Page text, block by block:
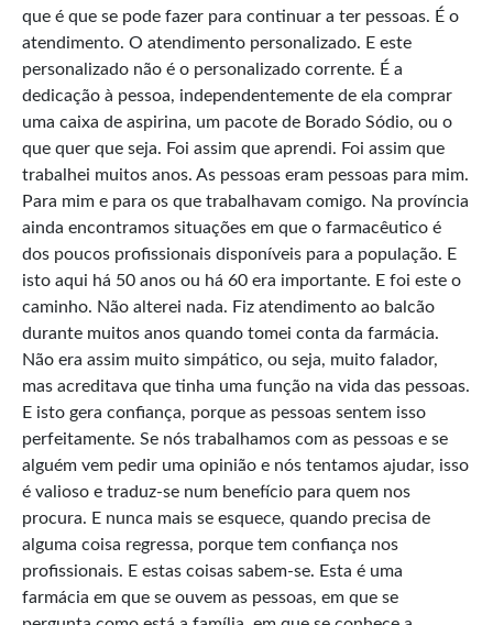
que é que se pode fazer para continuar a ter pessoas. É o
atendimento. O atendimento personalizado. E este
personalizado não é o personalizado corrente. É a
dedicação à pessoa, independentemente de ela comprar
uma caixa de aspirina, um pacote de Borado Sódio, ou o
que quer que seja. Foi assim que aprendi. Foi assim que
trabalhei muitos anos. As pessoas eram pessoas para mim.
Para mim e para os que trabalhavam comigo. Na província
ainda encontramos situações em que o farmacêutico é
dos poucos profissionais disponíveis para a população. E
isto aqui há 50 anos ou há 60 era importante. E foi este o
caminho. Não alterei nada. Fiz atendimento ao balcão
durante muitos anos quando tomei conta da farmácia.
Não era assim muito simpático, ou seja, muito falador,
mas acreditava que tinha uma função na vida das pessoas.
E isto gera confiança, porque as pessoas sentem isso
perfeitamente. Se nós trabalhamos com as pessoas e se
alguém vem pedir uma opinião e nós tentamos ajudar, isso
é valioso e traduz-se num benefício para quem nos
procura. E nunca mais se esquece, quando precisa de
alguma coisa regressa, porque tem confiança nos
profissionais. E estas coisas sabem-se. Esta é uma
farmácia em que se ouvem as pessoas, em que se